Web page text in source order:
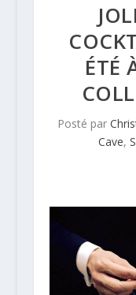
ÉTÉ
Posté par
Cave,